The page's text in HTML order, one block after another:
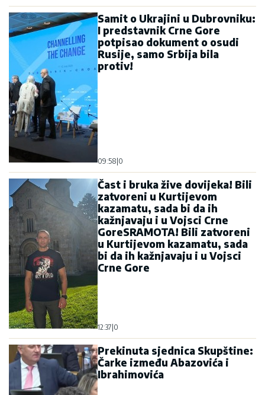
Samit o Ukrajini u Dubrovniku:
I predstavnik Crne Gore
potpisao dokument o osudi
Rusije, samo Srbija bila
protiv!
09:58|0
Čast i bruka žive dovijeka! Bili
zatvoreni u Kurtijevom
kazamatu, sada bi da ih
kažnjavaju i u Vojsci Crne
GoreSRAMOTA! Bili zatvoreni
u Kurtijevom kazamatu, sada
bi da ih kažnjavaju i u Vojsci
Crne Gore
12:37|0
Prekinuta sjednica Skupštine:
Čarke između Abazovića i
Ibrahimovića